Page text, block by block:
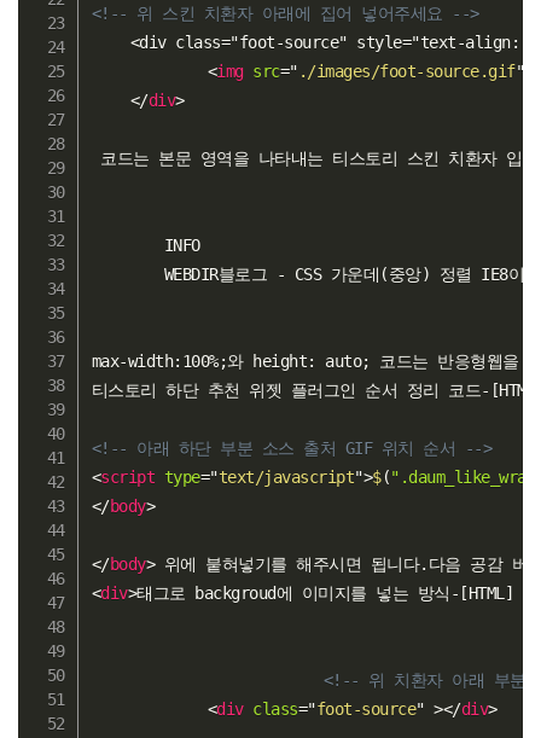
<!-- 위 스킨 치환자 아래에 집어 넣어주세요 -->
<img src=" ./images/foot-source.gif"
</div>
코드는 본문 영역을 나타내는 티스토리 스킨 치환자 입
        INFO
WEBDIR블로그 - CSS 가운데(중앙) 정렬 IE8이
max-width:100%;와 height: auto; 코드는 반응형웹을 위
티스토리 하단 추천 위젯 플러그인 순서 정리 코드-
<!-- 아래 하단 부분 소스 출처 GIF 위치 순서 -->
<script type="text/javascript">$(
</body>
</body>
<div>태그로 backgroud에 이미지를 넣는 방식-[HTML]
<!-- 위 치환자 아래 부분
<div class="foot-source" ></div>